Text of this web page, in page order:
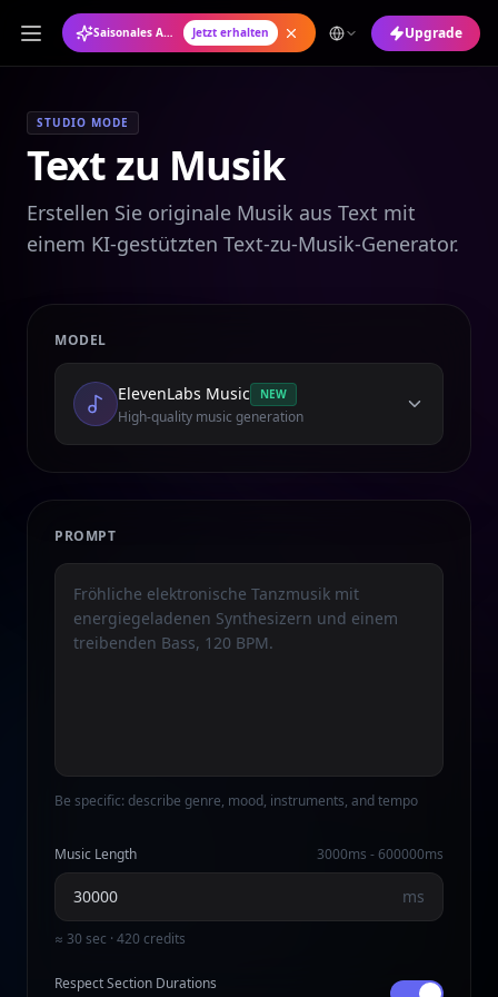
Saisonales Angebot: Jahresabo mit 50 % Rabatt Jetzt erhalten Upgrade
STUDIO MODE
Text zu Musik
Erstellen Sie originale Musik aus Text mit
einem KI-gestützten Text-zu-Musik-Generator.
MODEL
ElevenLabs Music NEW
High-quality music generation
PROMPT
Be specific: describe genre, mood, instruments, and tempo
Music Length 3000ms -600000ms
ms
≈ 30 sec · 420 credits
Respect Section Durations